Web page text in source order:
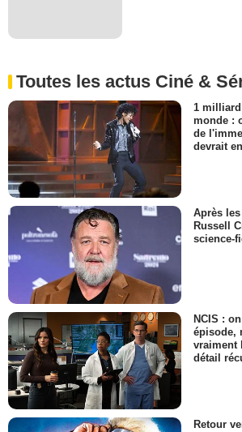
Toutes les actus Ciné &
1
monde :
de
devrait
Après
Russell
science-
NCIS :
épisode,
vraiment
détail
Retour